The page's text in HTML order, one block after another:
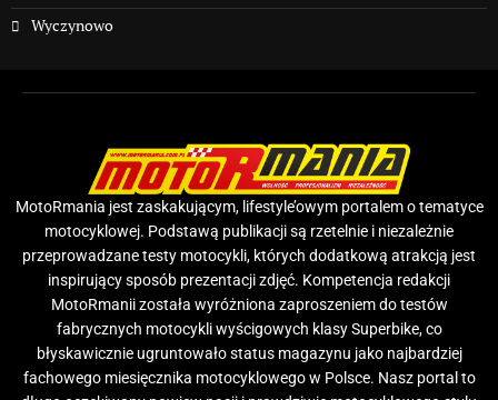
Wyczynowo
MotoRmania jest zaskakującym, lifestyle’owym portalem o tematyce
motocyklowej. Podstawą publikacji są rzetelnie i niezależnie
przeprowadzane testy motocykli, których dodatkową atrakcją jest
inspirujący sposób prezentacji zdjęć. Kompetencja redakcji
MotoRmanii została wyróżniona zaproszeniem do testów
fabrycznych motocykli wyścigowych klasy Superbike, co
błyskawicznie ugruntowało status magazynu jako najbardziej
fachowego miesięcznika motocyklowego w Polsce. Nasz portal to